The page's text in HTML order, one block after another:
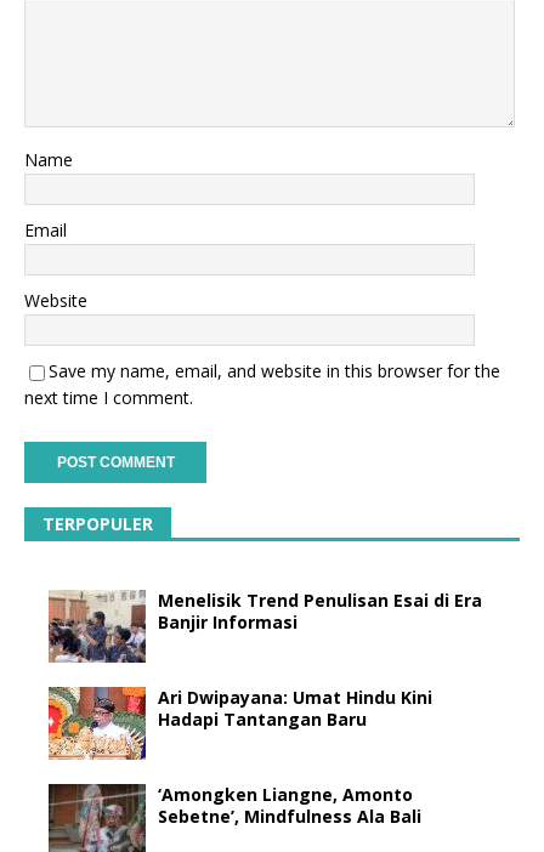
Name
Email
Website
Save my name, email, and website in this browser for the
next time I comment.
TERPOPULER
Menelisik Trend Penulisan Esai di Era
Banjir Informasi
Ari Dwipayana: Umat Hindu Kini
Hadapi Tantangan Baru
‘Amongken Liangne, Amonto
Sebetne’, Mindfulness Ala Bali